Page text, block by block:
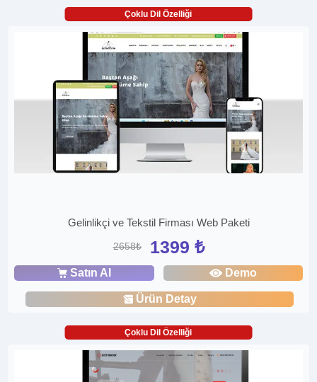
Çoklu Dil Özelliği
Gelinlikçi ve Tekstil Firması Web Paketi
2658₺ 1399 ₺
Satın Al Demo
Ürün Detay
Çoklu Dil Özelliği